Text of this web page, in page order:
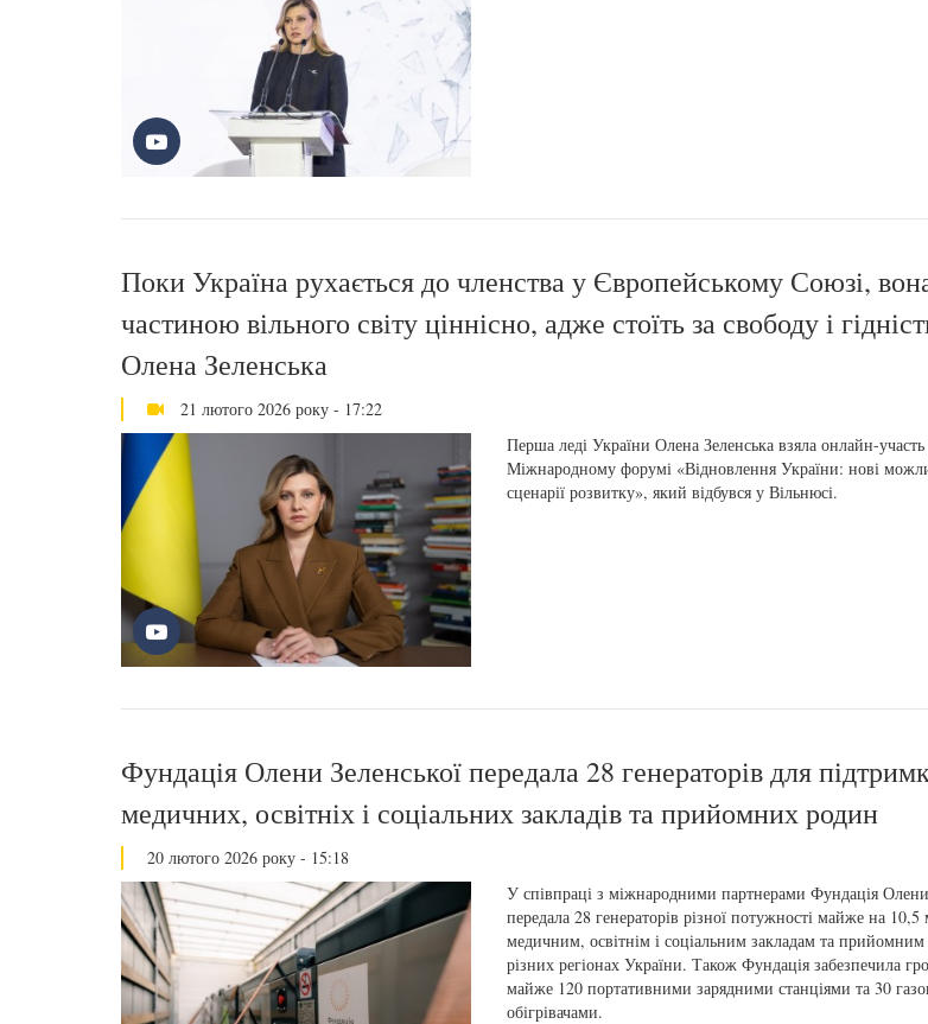
Поки Україна рухається до членства у Європейському Союзі,
частиною вільного світу ціннісно, адже стоїть за свободу і
Олена Зеленська
21 лютого 2026 року - 17:22
Перша леді України Олена Зеленська взяла онлайн-
Міжнародному форумі «Відновлення України: нові
сценарії розвитку», який відбувся у Вільнюсі.
Фундація Олени Зеленської передала 28 генераторів для
медичних, освітніх і соціальних закладів та прийомних родин
20 лютого 2026 року - 15:18
У співпраці з міжнародними партнерами Фундація Олени
передала 28 генераторів різної потужності майже на
медичним, освітнім і соціальним закладам та
різних регіонах України. Також Фундація забезпечила
майже 120 портативними зарядними станціями та 30
обігрівачами.